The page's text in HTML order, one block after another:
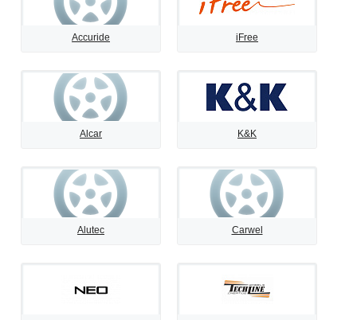
Accuride iFree
Alcar K&K
Alutec Carwel